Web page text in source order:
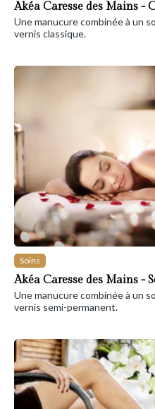
Akéa Caresse des Mains -
Une manucure combinée à un
vernis classique.
Soins
Akéa Caresse des Mains -
Une manucure combinée à un
vernis semi-permanent.